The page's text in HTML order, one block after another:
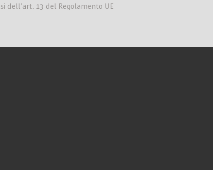
dell’art. 13 del Regolamento UE